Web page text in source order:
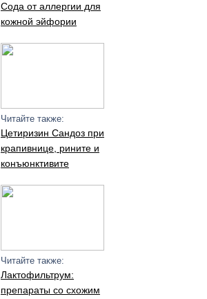
Сода от аллергии для
кожной эйфории
Читайте также:
Цетиризин Сандоз при
крапивнице, рините и
конъюнктивите
Читайте также:
Лактофильтрум:
препараты со схожим